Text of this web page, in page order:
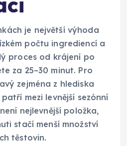
je největší výhoda
počtu ingrediencí a
proces od krájení po
za 25–30 minut. Pro
zejména z hlediska
mezi levnější sezónní
nejlevnější položka,
stačí menší množství
těstovin.